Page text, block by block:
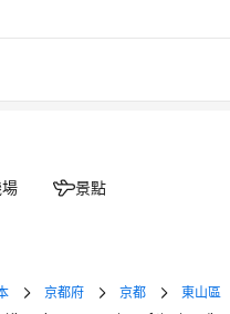
景點
京都府 京都
東山區